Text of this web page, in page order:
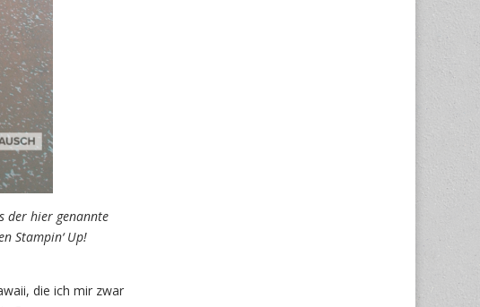
der hier genannte
Stampin‘ Up!
die ich mir zwar